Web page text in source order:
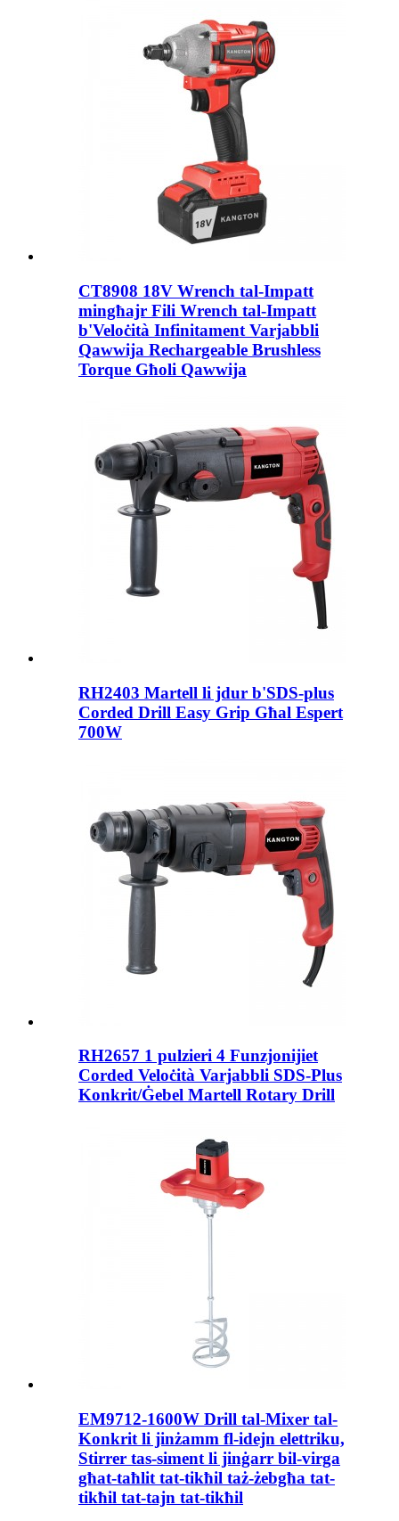
CT8908 18V Wrench tal-Impatt
mingħajr Fili Wrench tal-Impatt
b'Veloċità Infinitament Varjabbli
Qawwija Rechargeable Brushless
Torque Għoli Qawwija
RH2403 Martell li jdur b'SDS-plus
Corded Drill Easy Grip Għal Espert
700W
RH2657 1 pulzieri 4 Funzjonijiet
Corded Veloċità Varjabbli SDS-Plus
Konkrit/Ġebel Martell Rotary Drill
EM9712-1600W Drill tal-Mixer tal-
Konkrit li jinżamm fl-idejn elettriku,
Stirrer tas-siment li jinġarr bil-virga
għat-taħlit tat-tikħil taż-żebgħa tat-
tikħil tat-tajn tat-tikħil